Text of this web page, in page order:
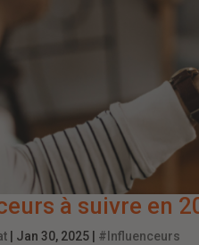
à suivre en
Jan 30, 2025 #Influenceurs